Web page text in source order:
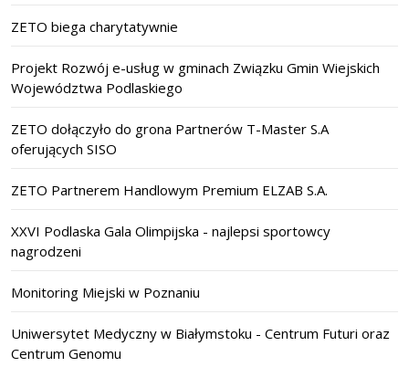
ZETO biega charytatywnie
Projekt Rozwój e-usług w gminach Związku Gmin Wiejskich
Województwa Podlaskiego
ZETO dołączyło do grona Partnerów T-Master S.A
oferujących SISO
ZETO Partnerem Handlowym Premium ELZAB S.A.
XXVI Podlaska Gala Olimpijska - najlepsi sportowcy
nagrodzeni
Monitoring Miejski w Poznaniu
Uniwersytet Medyczny w Białymstoku - Centrum Futuri oraz
Centrum Genomu